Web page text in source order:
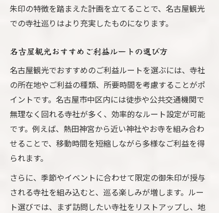
朱印の特徴を踏まえた計画を立てることで、名古屋観光
での寺社巡りはより充実したものになります。
名古屋観光おすすめご利益ルートの選び方
名古屋観光でおすすめのご利益ルートを選ぶには、寺社
の所在地やご利益の種類、所要時間を考慮することがポ
イントです。名古屋市中区内には徒歩や公共交通機関で
無理なく回れる寺社が多く、効率的なルート設定が可能
です。例えば、熱田神宮から近い神社やお寺を組み合わ
せることで、移動時間を短縮しながら多様なご利益を得
られます。
さらに、季節やイベントに合わせて限定の御朱印が授与
される寺社を組み込むと、巡る楽しみが増します。ルー
ト選びでは、まず訪問したい寺社をリストアップし、地